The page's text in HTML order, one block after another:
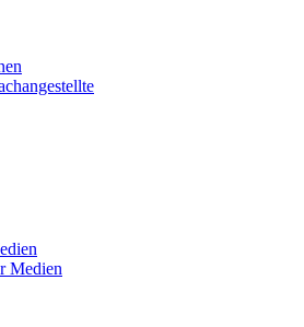
Medien